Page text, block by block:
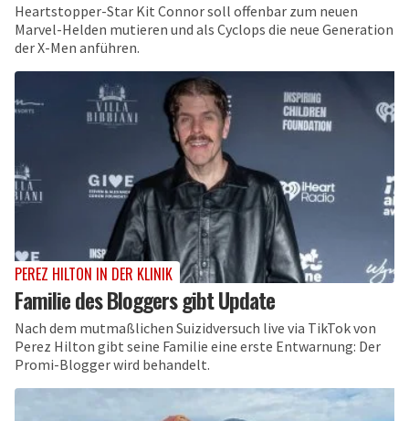
Heartstopper-Star Kit Connor soll offenbar zum neuen
Marvel-Helden mutieren und als Cyclops die neue Generation
der X-Men anführen.
PEREZ HILTON IN DER KLINIK
Familie des Bloggers gibt Update
Nach dem mutmaßlichen Suizidversuch live via TikTok von
Perez Hilton gibt seine Familie eine erste Entwarnung: Der
Promi-Blogger wird behandelt.